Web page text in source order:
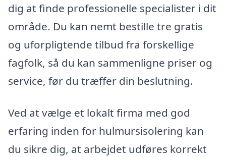
dig at finde professionelle specialister i dit
område. Du kan nemt bestille tre gratis
og uforpligtende tilbud fra forskellige
fagfolk, så du kan sammenligne priser og
service, før du træffer din beslutning.
Ved at vælge et lokalt firma med god
erfaring inden for hulmursisolering kan
du sikre dig, at arbejdet udføres korrekt